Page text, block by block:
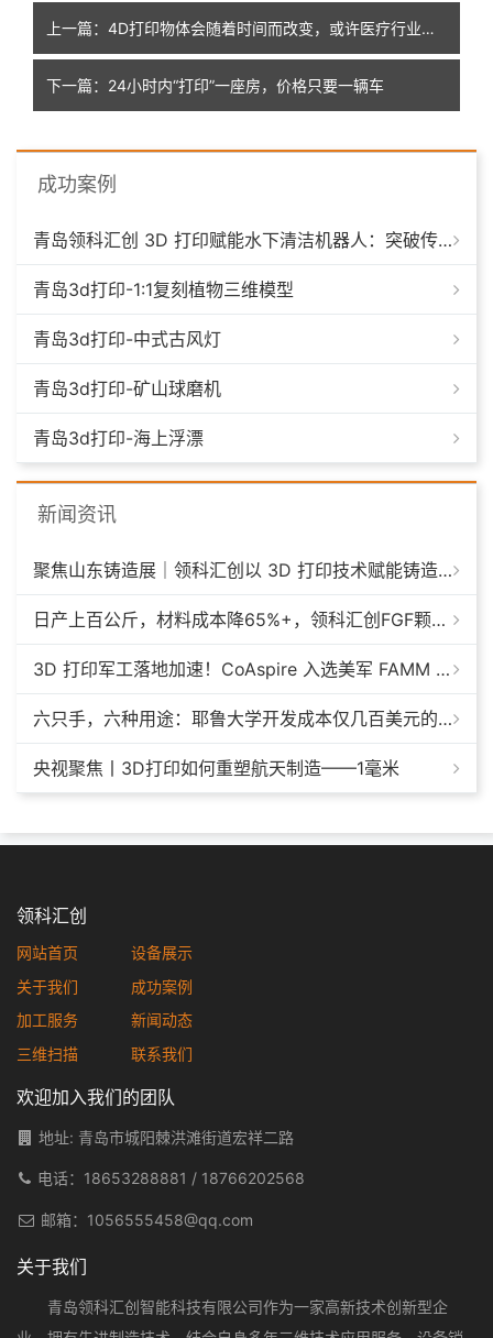
上一篇：4D打印物体会随着时间而改变，或许医疗行业有很好的发展前景
下一篇：24小时内“打印”一座房，价格只要一辆车
成功案例
青岛领科汇创 3D 打印赋能水下清洁机器人：突破传统制造，深耕海洋智能装备新场景
青岛3d打印-1:1复刻植物三维模型
青岛3d打印-中式古风灯
青岛3d打印-矿山球磨机
青岛3d打印-海上浮漂
新闻资讯
聚焦山东铸造展｜领科汇创以 3D 打印技术赋能铸造模具革新
日产上百公斤，材料成本降65%+，领科汇创FGF颗粒料3D打印机
3D 打印军工落地加速！CoAspire 入选美军 FAMM 导弹项目，RAACM 巡航导弹依托增材制造推进量产
六只手，六种用途：耶鲁大学开发成本仅几百美元的3D打印多功能假肢套装
央视聚焦丨3D打印如何重塑航天制造——1毫米
领科汇创
网站首页
关于我们
加工服务
三维扫描
设备展示
成功案例
新闻动态
联系我们
欢迎加入我们的团队
地址: 青岛市城阳棘洪滩街道宏祥二路
电话： 18653288881 / 18766202568
邮箱： 1056555458@qq.com
关于我们
青岛领科汇创智能科技有限公司作为一家高新技术创新型企